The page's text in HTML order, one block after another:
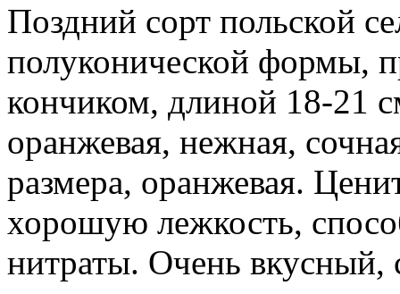
Поздний сорт польской
полуконической формы,
кончиком, длиной 18-21
оранжевая, нежная,
размера, оранжевая.
хорошую лежкость,
нитраты. Очень вкусный,